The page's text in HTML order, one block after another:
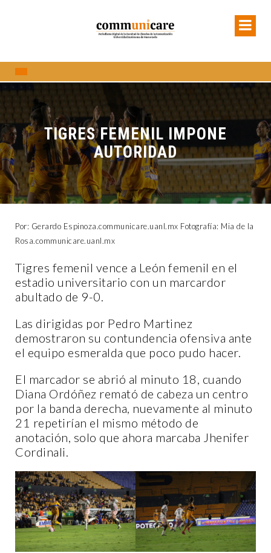
TIGRES FEMENIL IMPONE
AUTORIDAD
Por: Gerardo Espinoza.communicare.uanl.mx Fotografía: Mia de la
Rosa.communicare.uanl.mx
Tigres femenil vence a León femenil en el
estadio universitario con un marcardor
abultado de 9-0.
Las dirigidas por Pedro Martinez
demostraron su contundencia ofensiva ante
el equipo esmeralda que poco pudo hacer.
El marcador se abrió al minuto 18, cuando
Diana Ordóñez remató de cabeza un centro
por la banda derecha, nuevamente al minuto
21 repetirían el mismo método de
anotación, solo que ahora marcaba Jhenifer
Cordinali.